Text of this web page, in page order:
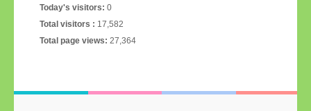
Today's visitors: 0
Total visitors : 17,582
Total page views: 27,364